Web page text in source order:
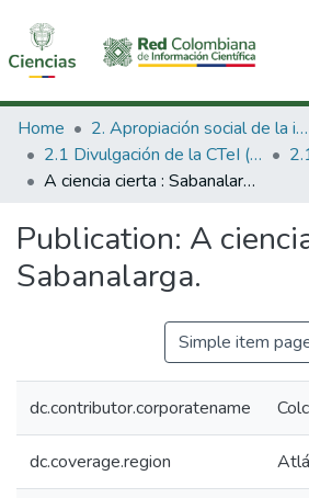
Communities & Collections
All of DSpace
Home
2. Apropiación social de la información en Ciencia Tecnología e Innovación
2.1 Divulgación de la CTeI (Nueva)
A ciencia cierta : Sabanalarga.
Publication: A
Sabanalarga.
Simple item
dc.contributor.corporatename
dc.coverage.region